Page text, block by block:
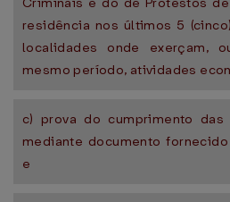
residência nos últimos 5
localidades onde exerçam,
mesmo período, atividades
c) prova do cumprimento
mediante documento
e